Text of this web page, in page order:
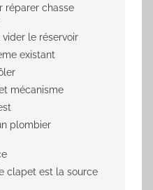
réparer chasse
vider le réservoir
existant
mécanisme
plombier
clapet est la source